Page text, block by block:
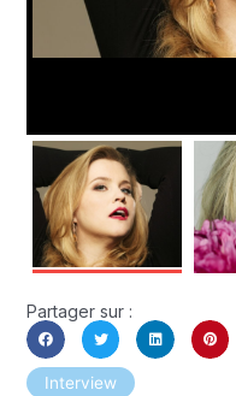
Partager sur :
Interview